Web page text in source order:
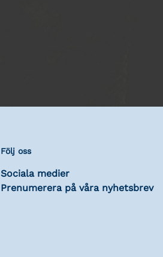
Följ oss
Sociala medier
Prenumerera på våra nyhetsbrev